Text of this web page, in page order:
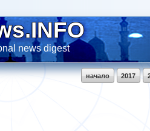
news digest
2017
начало